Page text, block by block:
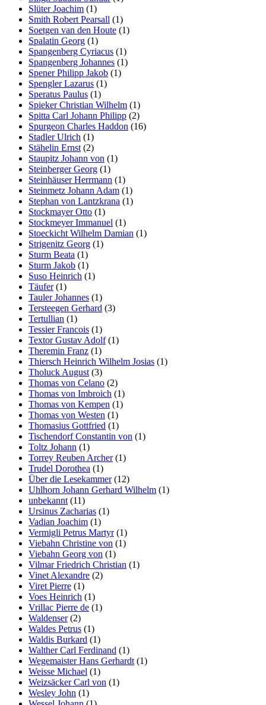
Slüter Joachim (1)
Smith Robert Pearsall (1)
Soetgen van den Houte (1)
Spalatin Georg (1)
Spangenberg Cyriacus (1)
Spangenberg Johannes (1)
Spener Philipp Jakob (1)
Spengler Lazarus (1)
Speratus Paulus (1)
Spieker Christian Wilhelm (1)
Spitta Carl Johann Philipp (2)
Spurgeon Charles Haddon (16)
Stadler Ulrich (1)
Stähelin Ernst (2)
Staupitz Johann von (1)
Steinberger Georg (1)
Steinhäuser Herrmann (1)
Steinmetz Johann Adam (1)
Stephan von Lantzkrana (1)
Stockmayer Otto (1)
Stockmeyer Immanuel (1)
Stoeckicht Wilhelm Damian (1)
Strigenitz Georg (1)
Sturm Beata (1)
Sturm Jakob (1)
Suso Heinrich (1)
Täufer(1)
Tauler Johannes (1)
Tersteegen Gerhard (3)
Tertullian (1)
Tessier Francois (1)
Textor Gustav Adolf(1)
Theremin Franz (1)
Thiersch Heinrich Wilhelm Josias (1)
Tholuck August (3)
Thomas von Celano (2)
Thomas von Imbroich (1)
Thomas von Kempen (1)
Thomas von Westen (1)
Thomasius Gottfried (1)
Tischendorf Constantin von (1)
Toltz Johann (1)
Torrey Reuben Archer(1)
Trudel Dorothea (1)
Über die Lesekammer(12)
Uhlhorn Johann Gerhard Wilhelm (1)
unbekannt (11)
Ursinus Zacharias (1)
Vadian Joachim (1)
Vermigli Petrus Martyr(1)
Viebahn Christine von (1)
Viebahn Georg von (1)
Vilmar Friedrich Christian (1)
Vinet Alexandre (2)
Viret Pierre (1)
Voes Heinrich (1)
Vrillac Pierre de (1)
Waldenser(2)
Waldes Petrus (1)
Waldis Burkard (1)
Walther Carl Ferdinand (1)
Wegemaister Hans Gerhardt (1)
Weisse Michael (1)
Weizsäcker Carl von (1)
Wesley John (1)